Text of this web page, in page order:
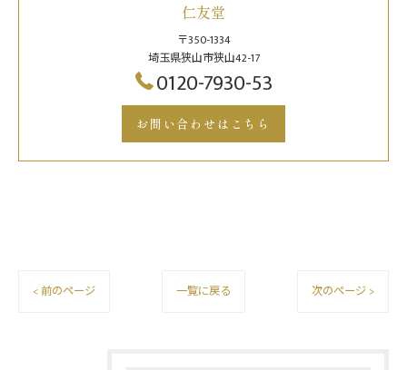
仁友堂
〒350-1334
埼玉県狭山市狭山42-17
0120-7930-53
お問い合わせはこちら
< 前のページ 一覧に戻る 次のページ >